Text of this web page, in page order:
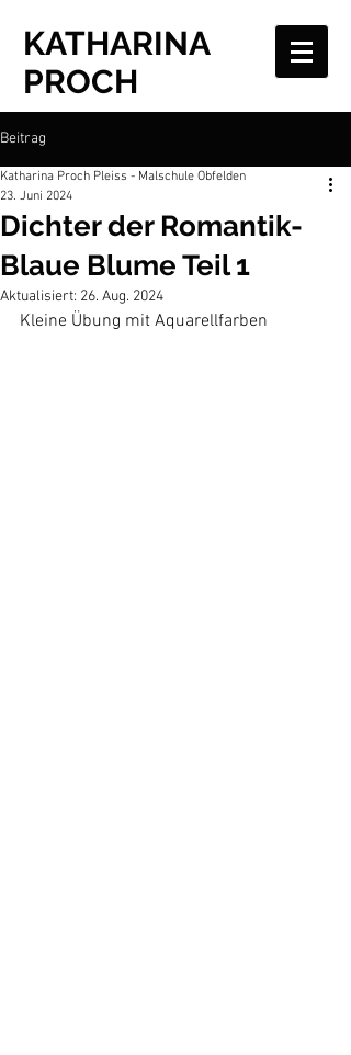
KATHARINA
PROCH
Beitrag
Dichter der Romantik-
Blaue Blume Teil 1
Katharina Proch Pleiss - Malschule Obfelden
23. Juni 2024
Aktualisiert: 26. Aug. 2024
Kleine Übung mit Aquarellfarben